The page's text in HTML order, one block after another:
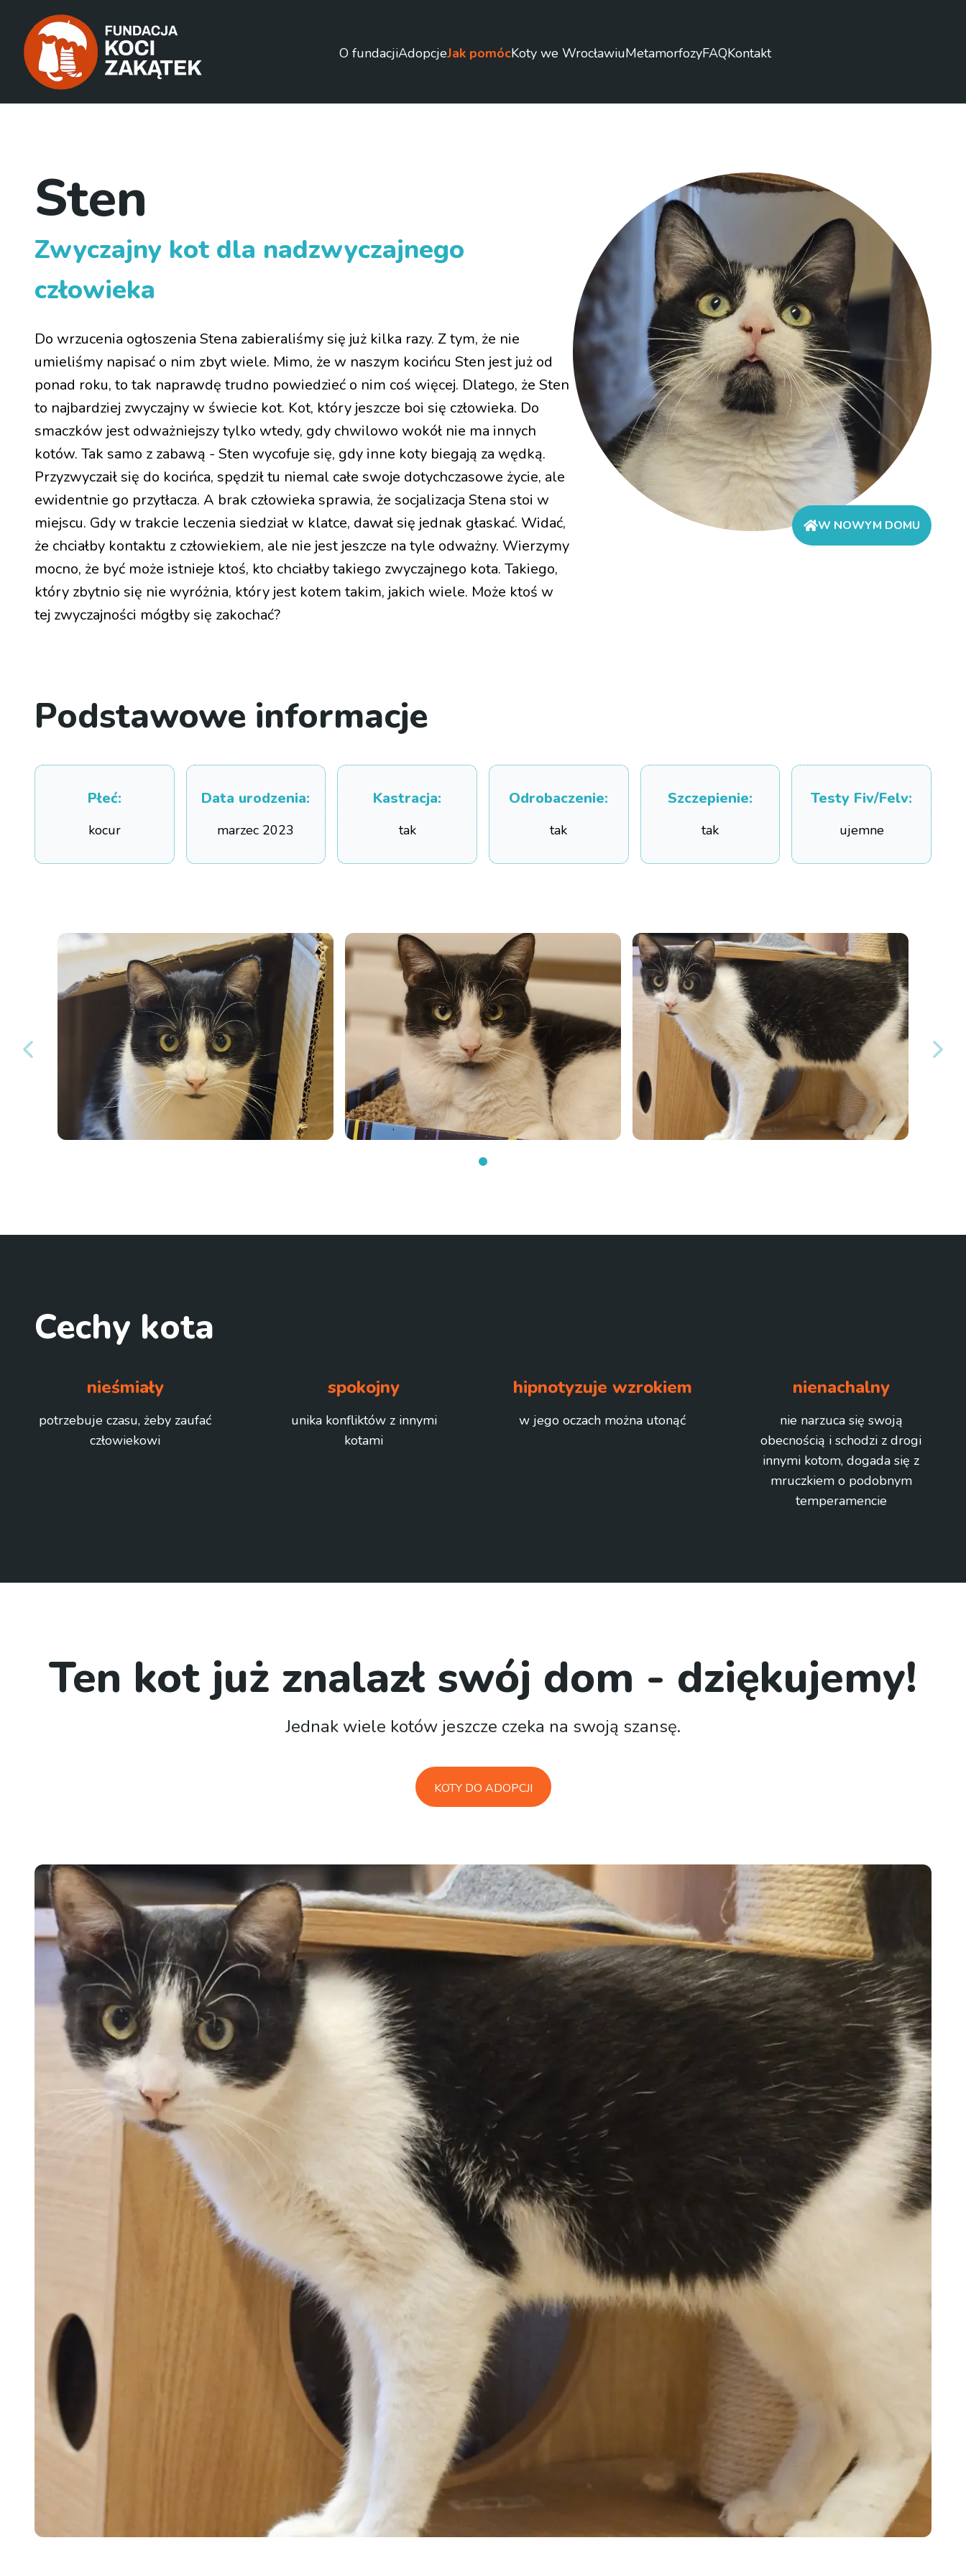
O fundacjiAdopcjeJak pomócKoty we WrocławiuMetamorfozyFAQKontakt
Sten
Zwyczajny kot dla nadzwyczajnego
człowieka
Do wrzucenia ogłoszenia Stena zabieraliśmy się już kilka razy. Z tym, że nie
umieliśmy napisać o nim zbyt wiele. Mimo, że w naszym kocińcu Sten jest już od
ponad roku, to tak naprawdę trudno powiedzieć o nim coś więcej. Dlatego, że Sten
to najbardziej zwyczajny w świecie kot. Kot, który jeszcze boi się człowieka. Do
smaczków jest odważniejszy tylko wtedy, gdy chwilowo wokół nie ma innych
kotów. Tak samo z zabawą - Sten wycofuje się, gdy inne koty biegają za wędką.
Przyzwyczaił się do kocińca, spędził tu niemal całe swoje dotychczasowe życie, ale
ewidentnie go przytłacza. A brak człowieka sprawia, że socjalizacja Stena stoi w
miejscu. Gdy w trakcie leczenia siedział w klatce, dawał się jednak głaskać. Widać,
że chciałby kontaktu z człowiekiem, ale nie jest jeszcze na tyle odważny. Wierzymy
mocno, że być może istnieje ktoś, kto chciałby takiego zwyczajnego kota. Takiego,
który zbytnio się nie wyróżnia, który jest kotem takim, jakich wiele. Może ktoś w
tej zwyczajności mógłby się zakochać?
W NOWYM DOMU
Podstawowe informacje
Płeć:
kocur
Data urodzenia:
marzec 2023
Kastracja:
tak
Odrobaczenie:
tak
Szczepienie:
tak
Testy Fiv/Felv:
ujemne
Cechy kota
nieśmiały
potrzebuje czasu, żeby zaufać
człowiekowi
spokojny
unika konfliktów z innymi
kotami
hipnotyzuje wzrokiem
w jego oczach można utonąć
nienachalny
nie narzuca się swoją
obecnością i schodzi z drogi
innymi kotom, dogada się z
mruczkiem o podobnym
temperamencie
Ten kot już znalazł swój dom - dziękujemy!
Jednak wiele kotów jeszcze czeka na swoją szansę.
KOTY DO ADOPCJI